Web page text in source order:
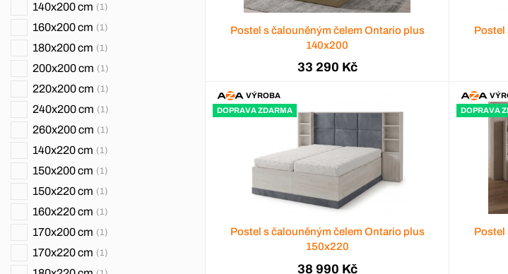
140x200 cm 1
160x200 cm 1
180x200 cm 1
200x200 cm 1
220x200 cm 1
240x200 cm 1
260x200 cm 1
140x220 cm 1
150x200 cm 1
150x220 cm 1
160x220 cm 1
170x200 cm 1
170x220 cm 1
Postel s čalouněným čelem Ontario plus
140x200
33 290 Kč
Postel
VÝROBA
DOPRAVA ZDARMA
Postel s čalouněným čelem Ontario plus
150x220
38 990 Kč
DOPRAVA
Postel